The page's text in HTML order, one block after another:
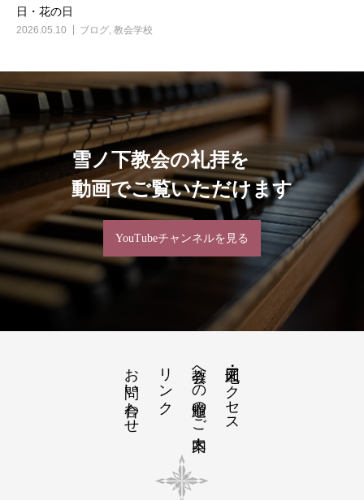
日・花の日
2026.05.10 ブログ 教会学校
雪ノ下教会の礼拝を
動画でご覧いただけます
YouTubeチャンネルを見る
地図・アクセス
教会への道順のご案内
リンク
お問い合わせ